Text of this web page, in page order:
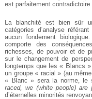
est parfaitement
La blanchité est bien sûr
catégories d’analyse
aucun fondement
comporte des
richesses, de pouvoir et de
sur le changement de
longtemps que les « Blancs
un groupe « racial » (au
« Blanc » sera la norme, le
raced, we (white people) are
d’éternelles minorités